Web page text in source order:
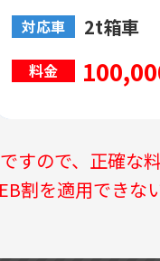
対応車 2t箱車
料金
すので、正確な
割を適用できな